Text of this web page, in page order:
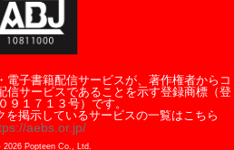
電子書籍配信サービスが、著作権者からコ
信サービスであることを示す登録商標（登
９１７１３号）です。
掲示しているサービスの一覧はこちら
aebs.or.jp/
2026Popteen Co., Ltd.